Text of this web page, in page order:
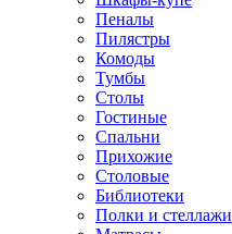
Пеналы
Пилястры
Комоды
Тумбы
Столы
Гостиные
Спальни
Прихожие
Столовые
Библиотеки
Полки и стеллажи